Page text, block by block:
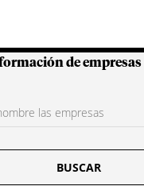
de empresas
BUSCAR